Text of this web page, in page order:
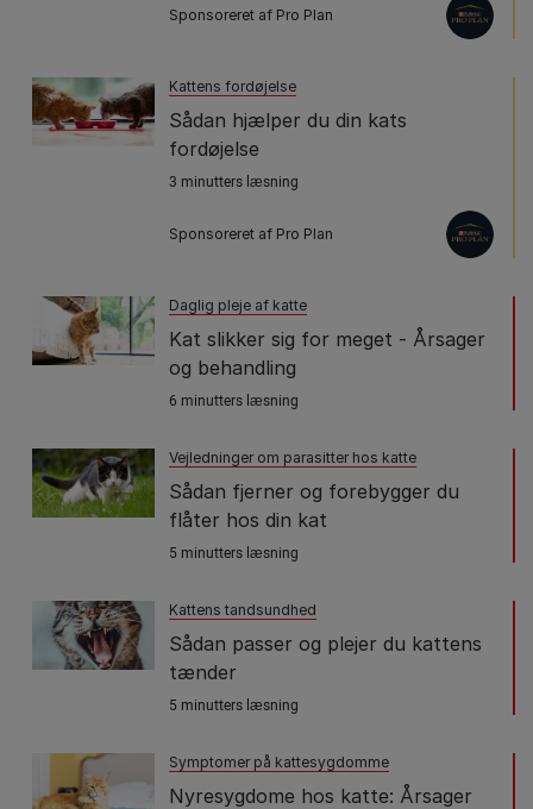
Sponsoreret af Pro Plan
Kattens fordøjelse
Sådan hjælper du din kats
fordøjelse
3 minutters læsning
Sponsoreret af Pro Plan
Daglig pleje af katte
Kat slikker sig for meget - Årsager
og behandling
6 minutters læsning
Vejledninger om parasitter hos katte
Sådan fjerner og forebygger du
flåter hos din kat
5 minutters læsning
Kattens tandsundhed
Sådan passer og plejer du kattens
tænder
5 minutters læsning
Symptomer på kattesygdomme
Nyresygdome hos katte: Årsager